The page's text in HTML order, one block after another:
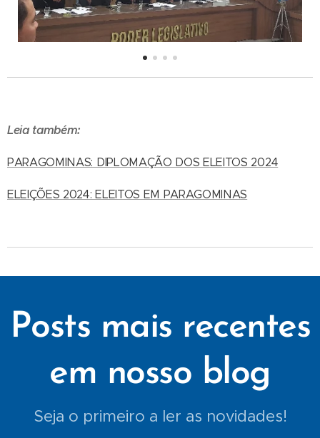
Leia também:
PARAGOMINAS: DIPLOMAÇÃO DOS ELEITOS 2024
ELEIÇÕES 2024: ELEITOS EM PARAGOMINAS
Posts mais recentes
em nosso blog
Seja o primeiro a ler as novidades!